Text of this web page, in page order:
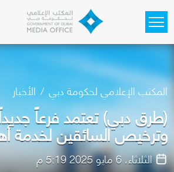
المكتب الإعلامي لحكومة دبي الأخبار
(طرق دبي) تعتمد فرعاً
وترخيص السائقين لخدمة
الثلاثاء، 6 مايو 2025 5:19 م